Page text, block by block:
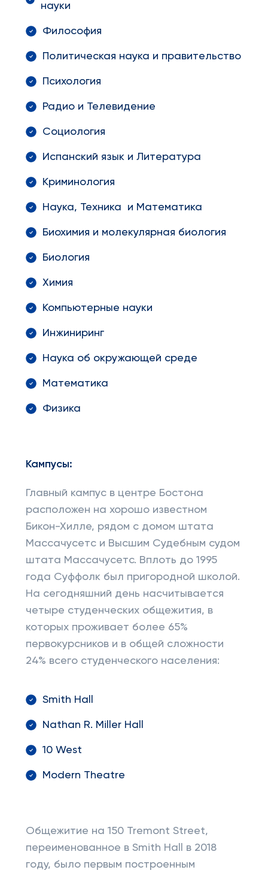
науки
Философия
Политическая наука и правительство
Психология
Радио и Телевидение
Социология
Испанский язык и Литература
Криминология
Наука, Техника и Математика
Биохимия и молекулярная биология
Биология
Химия
Компьютерные науки
Инжиниринг
Наука об окружающей среде
Математика
Физика
Кампусы:
Главный кампус в центре Бостона
расположен на хорошо известном
Бикон-Хилле, рядом с домом штата
Массачусетс и Высшим Судебным судом
штата Массачусетс. Вплоть до 1995
года Суффолк был пригородной школой.
На сегодняшний день насчитывается
четыре студенческих общежития, в
которых проживает более 65%
первокурсников и в общей сложности
24% всего студенческого населения:
Smith Hall
Nathan R. Miller Hall
10 West
Modern Theatre
Общежитие на 150 Tremont Street,
переименованное в Smith Hall в 2018
году, было первым построенным